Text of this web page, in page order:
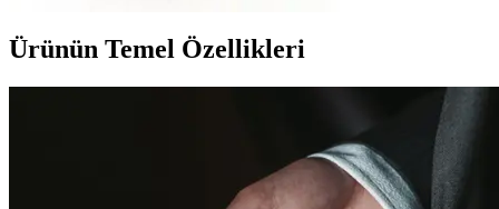
Ürünün Temel Özellikleri